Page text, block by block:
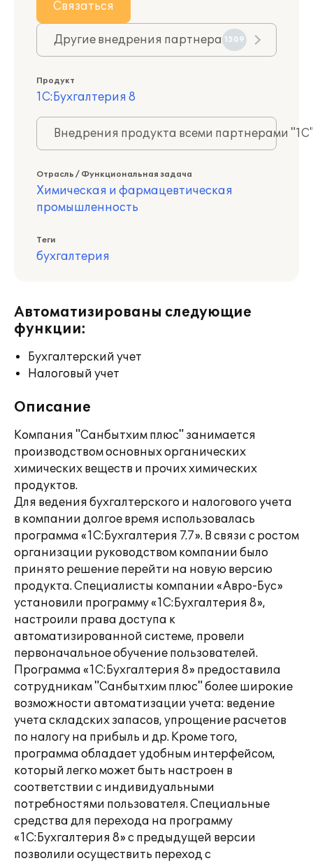
Связаться
Другие внедрения партнера 1509
Продукт
1С:Бухгалтерия 8
Внедрения продукта всеми партнерами
Отрасль / Функциональная задача
Химическая и фармацевтическая
промышленность
Теги
бухгалтерия
Автоматизированы следующие
функции:
Бухгалтерский учет
Налоговый учет
Описание
Компания "Санбытхим плюс" занимается
производством основных органических
химических веществ и прочих химических
продуктов.
Для ведения бухгалтерского и налогового учета
в компании долгое время использовалась
программа «1С:Бухгалтерия 7.7». В связи с ростом
организации руководством компании было
принято решение перейти на новую версию
продукта. Специалисты компании «Авро-Бус»
установили программу «1С:Бухгалтерия 8»,
настроили права доступа к
автоматизированной системе, провели
первоначальное обучение пользователей.
Программа «1С:Бухгалтерия 8» предоставила
сотрудникам "Санбытхим плюс" более широкие
возможности автоматизации учета: ведение
учета складских запасов, упрощение расчетов
по налогу на прибыль и др. Кроме того,
программа обладает удобным интерфейсом,
который легко может быть настроен в
соответствии с индивидуальными
потребностями пользователя. Специальные
средства для перехода на программу
«1С:Бухгалтерия 8» с предыдущей версии
позволили осуществить переход с